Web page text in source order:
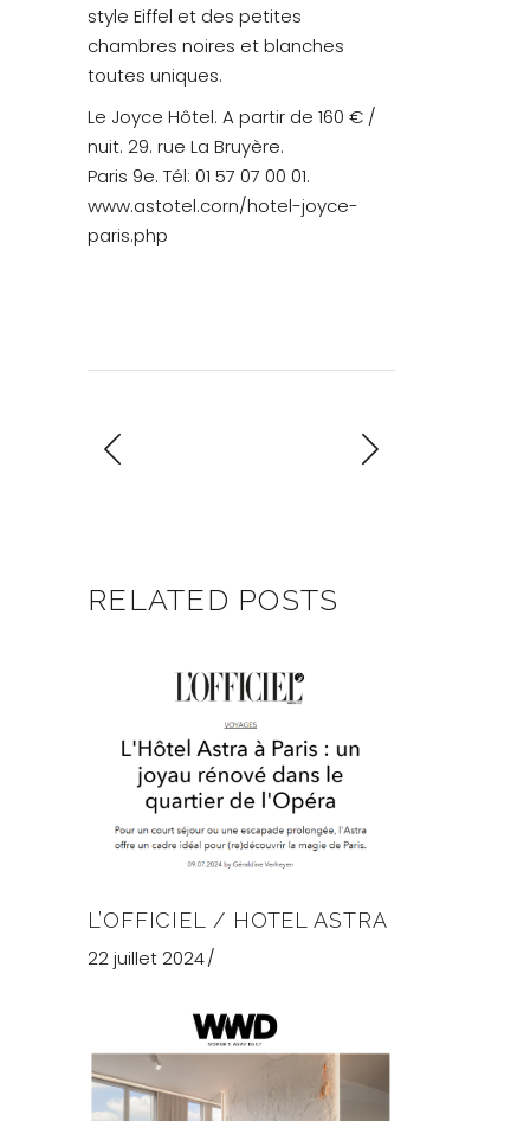
style Eiffel et des petites
chambres noires et blanches
toutes uniques.
Le Joyce Hôtel. A partir de 160 € /
nuit. 29. rue La Bruyère.
Paris 9e. Tél: 01 57 07 00 01.
www.astotel.corn/hotel-joyce-
paris.php
RELATED POSTS
L’OFFICIEL / HOTEL ASTRA
22 juillet 2024